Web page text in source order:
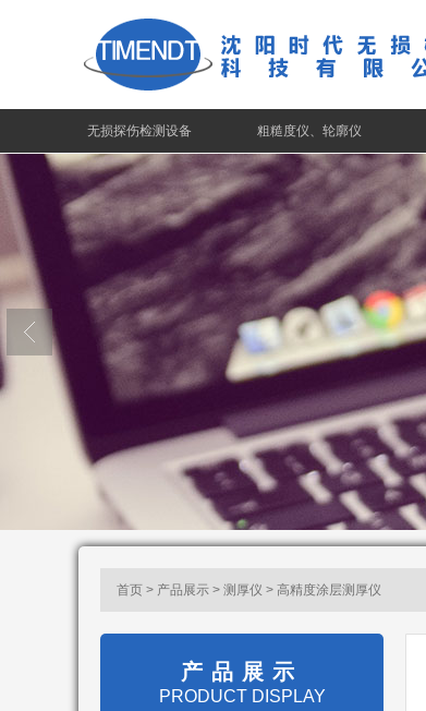
无损探伤检测设备 粗糙度仪、轮廓仪
首页 > 产品展示 > 测厚仪 > 高精度涂层测厚仪​
产品展示
PRODUCT DISPLAY